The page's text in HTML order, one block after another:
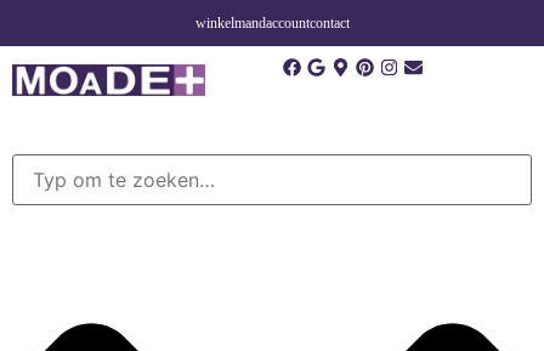
winkelmandaccountcontact